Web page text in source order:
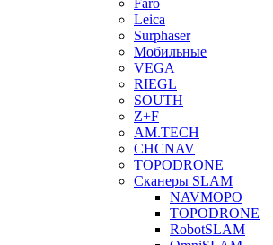
Faro
Leica
Surphaser
Мобильные
VEGA
RIEGL
SOUTH
Z+F
AM.TECH
CHCNAV
TOPODRONE
Сканеры SLAM
NAVMOPO
TOPODRONE
RobotSLAM